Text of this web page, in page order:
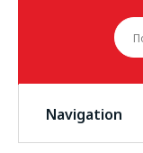
Navigation